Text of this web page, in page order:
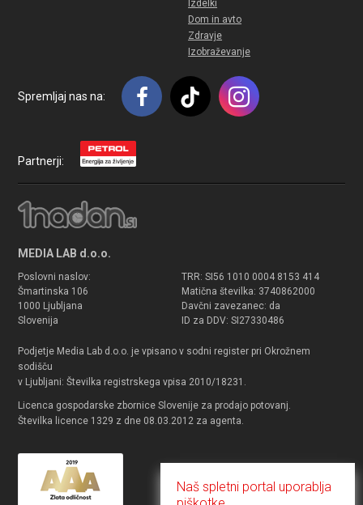
Izdelki
Dom in avto
Zdravje
Izobraževanje
Spremljaj nas na:
Partnerji:
MEDIA LAB d.o.o.
Poslovni naslov:
Šmartinska 106
1000 Ljubljana
Slovenija
TRR: SI56 1010 0004 8153 414
Matična številka: 3740862000
Davčni zavezanec: da
ID za DDV: SI27330486
Podjetje Media Lab d.o.o. je vpisano v sodni register pri Okrožnem
sodišču
v Ljubljani: Številka registrskega vpisa 2010/18231.
Licenca gospodarske zbornice Slovenije za prodajo potovanj.
Številka licence 1329 z dne 08.03.2012 za agenta.
Naš spletni portal uporablja